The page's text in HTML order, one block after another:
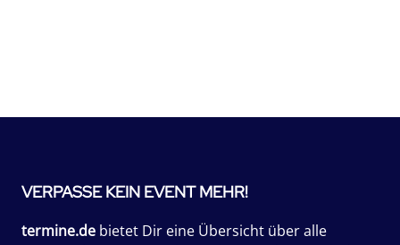
VERPASSE KEIN EVENT MEHR!
termine.de bietet Dir eine Übersicht über alle